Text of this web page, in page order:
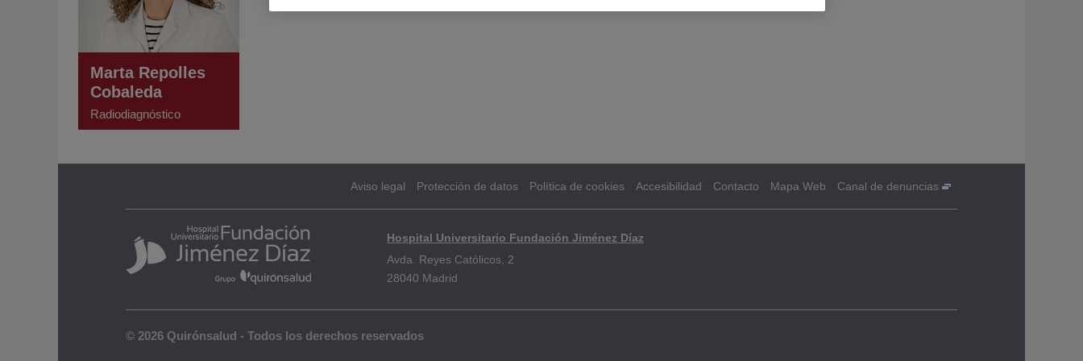
Marta Repolles
Cobaleda
Radiodiagnóstico
Aviso legal Protección de datos Política de cookies Accesibilidad Contacto Mapa Web Canal de denuncias
Hospital Universitario Fundación Jiménez Díaz
Avda. Reyes Católicos, 2
28040 Madrid
© 2026 Quirónsalud - Todos los derechos reservados